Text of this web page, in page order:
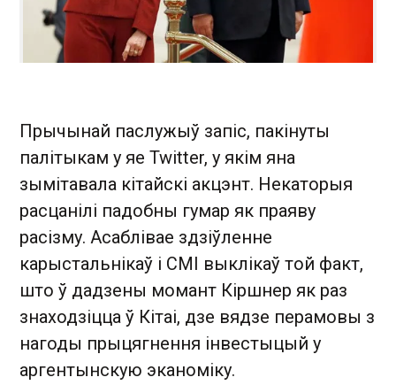
Прычынай паслужыў запіс, пакінуты
палітыкам у яе Twitter, у якім яна
зымітавала кітайскі акцэнт. Некаторыя
расцанілі падобны гумар як праяву
расізму. Асаблівае здзіўленне
карыстальнікаў і СМІ выклікаў той факт,
што ў дадзены момант Кіршнер як раз
знаходзіцца ў Кітаі, дзе вядзе перамовы з
нагоды прыцягнення інвестыцый у
аргентынскую эканоміку.